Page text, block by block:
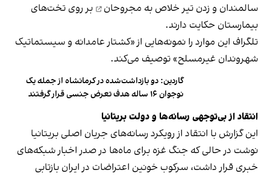
سالمندان و زدن تیر خلاص به مجروحان
بر روی تخت‌های
بیمارستان حکایت دارند.
تلگراف این موارد را نمونه‌هایی از «کشتار عامدانه و سیستماتیک
شهروندان غیرمسلح» توصیف می‌کند.
گاردین: دو بازداشت‌شده در کرمانشاه از جمله یک
نوجوان ۱۶ ساله هدف تعرض جنسی قرار گرفتند
انتقاد از بی‌توجهی رسانه‌ها و دولت بریتانیا
این گزارش با انتقاد از رویکرد رسانه‌های جریان اصلی بریتانیا
نوشت در حالی که جنگ غزه برای ماه‌ها در صدر اخبار شبکه‌های
خبری قرار داشت، سرکوب خونین اعتراضات در ایران بازتابی